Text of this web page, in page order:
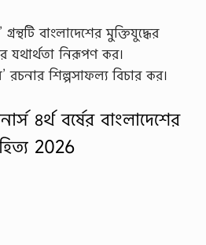
বাংলাদেশের মুক্তিযুদ্ধের
যথার্থতা নিরূপণ কর।
রচনার শিল্পসাফল্য বিচার কর।
৪র্থ বর্ষের বাংলাদেশের
2026